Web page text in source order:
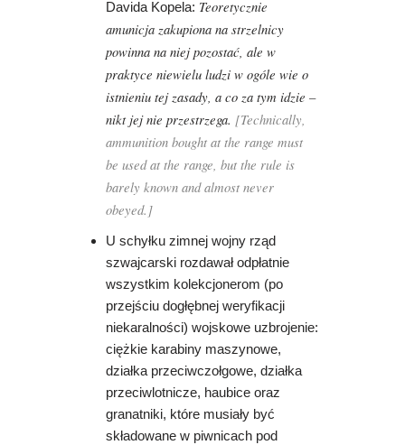
Davida Kopela: Teoretycznie
amunicja zakupiona na strzelnicy
powinna na niej pozostać, ale w
praktyce niewielu ludzi w ogóle wie o
istnieniu tej zasady, a co za tym idzie –
nikt jej nie przestrzega. [Technically,
ammunition bought at the range must
be used at the range, but the rule is
barely known and almost never
obeyed.]
U schyłku zimnej wojny rząd
szwajcarski rozdawał odpłatnie
wszystkim kolekcjonerom (po
przejściu dogłębnej weryfikacji
niekaralności) wojskowe uzbrojenie:
ciężkie karabiny maszynowe,
działka przeciwczołgowe, działka
przeciwlotnicze, haubice oraz
granatniki, które musiały być
składowane w piwnicach pod